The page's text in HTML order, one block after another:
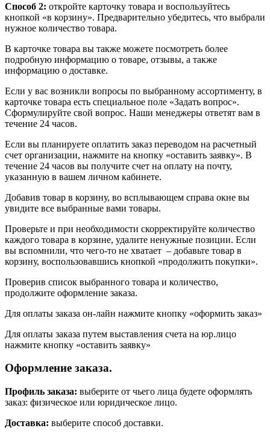
Способ 2: откройте карточку товара и воспользуйтесь
кнопкой «в корзину». Предварительно убедитесь, что выбрали
нужное количество товара.
В карточке товара вы также можете посмотреть более
подробную информацию о товаре, отзывы, а также
информацию о доставке.
Если у вас возникли вопросы по выбранному ассортименту, в
карточке товара есть специальное поле «Задать вопрос».
Сформулируйте свой вопрос. Наши менеджеры ответят вам в
течение 24 часов.
Если вы планируете оплатить заказ переводом на расчетный
счет организации, нажмите на кнопку «оставить заявку». В
течение 24 часов вы получите счет на оплату на почту,
указанную в вашем личном кабинете.
Добавив товар в корзину, во всплывающем справа окне вы
увидите все выбранные вами товары.
Проверьте и при необходимости скорректируйте количество
каждого товара в корзине, удалите ненужные позиции. Если
вы вспомнили, что чего-то не хватает – добавьте товар в
корзину, воспользовавшись кнопкой «продолжить покупки».
Проверив список выбранного товара и количество,
продолжите оформление заказа.
Для оплаты заказа он-лайн нажмите кнопку «оформить заказ»
Для оплаты заказа путем выставления счета на юр.лицо
нажмите кнопку «оставить заявку»
Оформление заказа.
Профиль заказа: выберите от чьего лица будете оформлять
заказ: физическое или юридическое лицо.
Доставка: выберите способ доставки.